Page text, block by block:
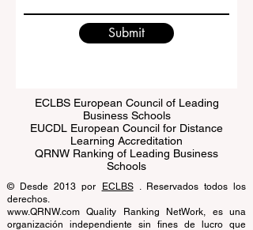
ECLBS European Council of Leading
Business Schools
EUCDL European Council for Distance
Learning Accreditation
QRNW Ranking of Leading Business
© Desde 2013 porECLBS. Reservados todos los